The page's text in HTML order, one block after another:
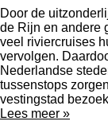
Door de
de Rijn en andere
veel riviercruises
vervolgen.
Nederlandse
tussenstops
vestingstad
Lees meer »